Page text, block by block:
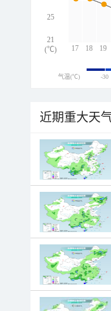
17 18 19
25
21
(℃)
气温(℃) -30
近期重大天